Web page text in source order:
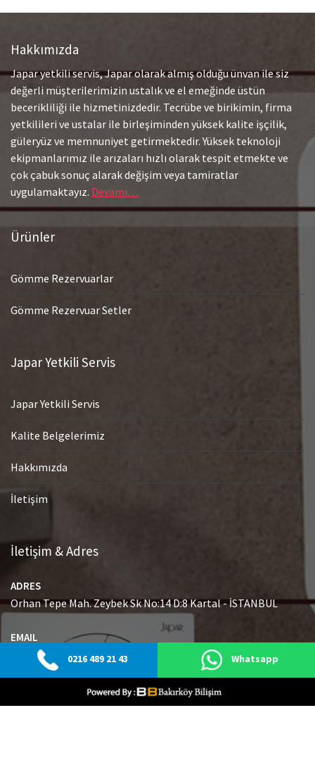
Hakkımızda
Japar yetkili servis, Japar olarak almış olduğu ünvan ile siz
değerli müşterilerimizin ustalık ve el emeğinde üstün
becerikliliği ile hizmetinizdedir. Tecrübe ve birikimin, firma
yetkilileri ve ustalar ile birleşiminden yüksek kalite işçilik,
güleryüz ve memnuniyet getirmektedir. Yüksek teknoloji
ekipmanlarımız ile arızaları hızlı olarak tespit etmekte ve
çok çabuk sonuç alarak değişim veya tamiratlar
uygulamaktayız. Devamı…
Ürünler
Gömme Rezervuarlar
Gömme Rezervuar Setler
Japar Yetkili Servis
Japar Yetkili Servis
Kalite Belgelerimiz
Hakkımızda
İletişim
İletişim & Adres
ADRES
Orhan Tepe Mah. Zeybek Sk No:14 D:8 Kartal - İSTANBUL
EMAIL
info@japaryetkiliservisi.net
0216 489 21 43
0216 489 21 43 Whatsapp